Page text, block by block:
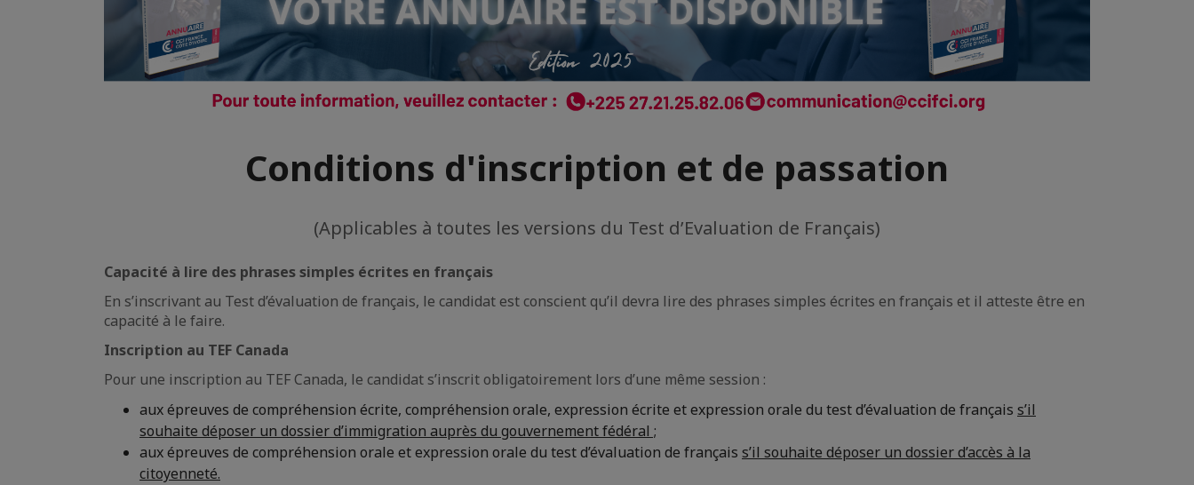
Conditions d'inscription et de passation
(Applicables à toutes les versions du Test d’Evaluation de Français)
Capacité à lire des phrases simples écrites en français
En s’inscrivant au Test d’évaluation de français, le candidat est conscient qu’il devra lire des phrases simples écrites en français et il atteste être en
capacité à le faire.
Inscription au TEF Canada
Pour une inscription au TEF Canada, le candidat s’inscrit obligatoirement lors d’une même session :
aux épreuves de compréhension écrite, compréhension orale, expression écrite et expression orale du test d’évaluation de français s’il
souhaite déposer un dossier d’immigration auprès du gouvernement fédéral ;
aux épreuves de compréhension orale et expression orale du test d’évaluation de français s’il souhaite déposer un dossier d’accès à la
citoyenneté.